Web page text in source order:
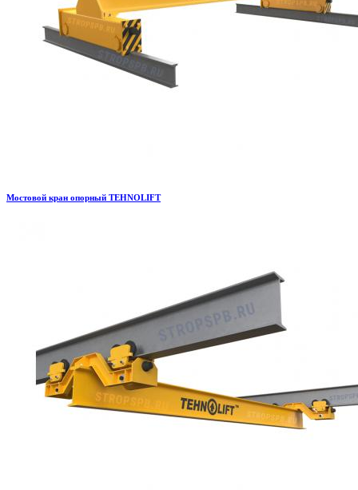
Мостовой кран опорный TEHNOLIFT